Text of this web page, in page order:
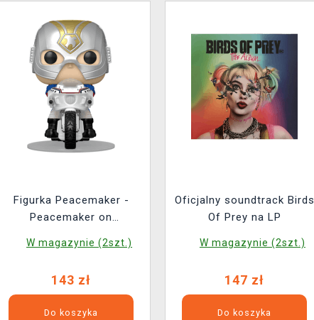
Figurka Peacemaker -
Peacemaker on
Rides 146)
W magazynie (2szt.)
143 zł
Do koszyka
Oficjalny soundtrack Birds
Of Prey na LP
W magazynie (2szt.)
147 zł
Do koszyka